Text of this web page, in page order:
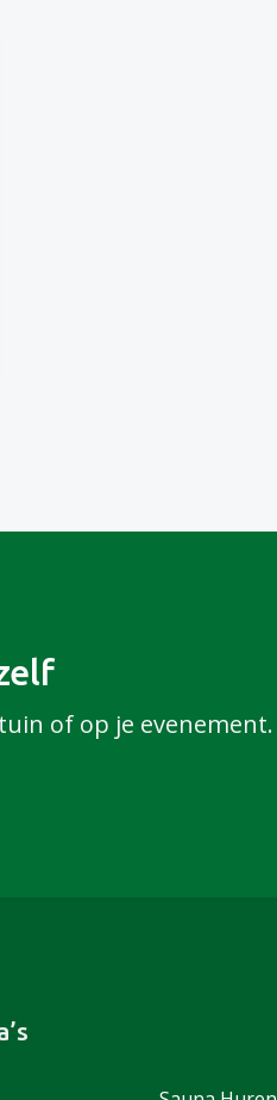
of op je evenement.